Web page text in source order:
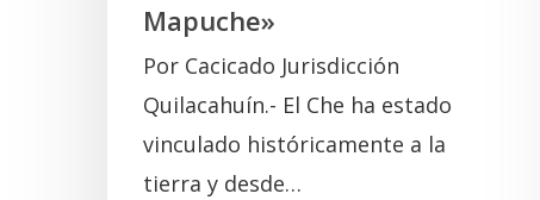
culturales
Mapuche»
Mapuche»
Por Cacicado Jurisdicción
Quilacahuín.- El Che ha estado
vinculado históricamente a la
tierra y desde…